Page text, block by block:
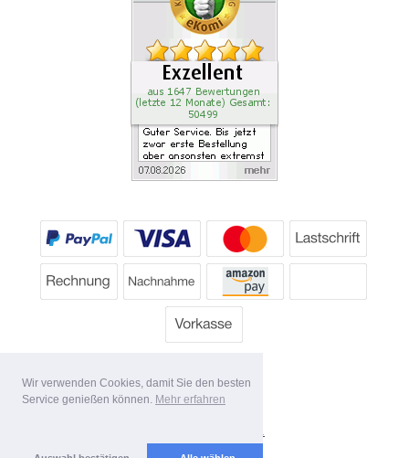
Wir verwenden Cookies, damit Sie den besten
Service genießen können. Mehr erfahren
Lieferbedingungen